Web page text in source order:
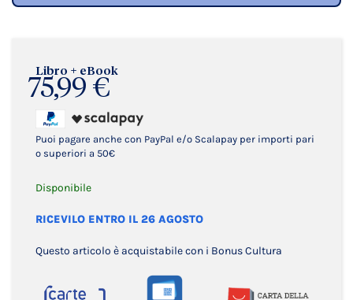
Libro + eBook
75,99 €
Puoi pagare anche con PayPal e/o Scalapay per importi pari
o superiori a 50€
Disponibile
RICEVILO ENTRO IL 26 AGOSTO
Questo articolo è acquistabile con i Bonus Cultura